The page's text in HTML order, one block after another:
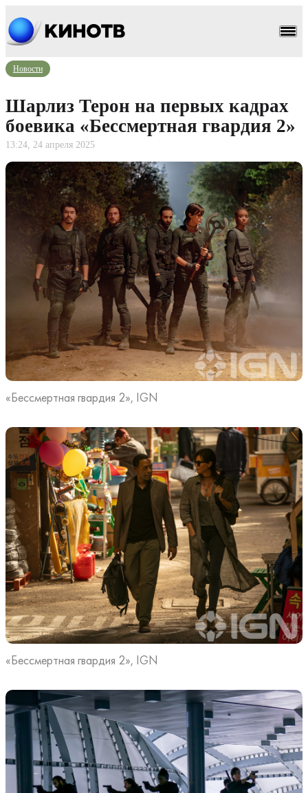
Новости
Шарлиз Терон на первых кадрах
боевика «Бессмертная гвардия 2»
13:24, 24 апреля 2025
«Бессмертная гвардия 2», IGN
«Бессмертная гвардия 2», IGN